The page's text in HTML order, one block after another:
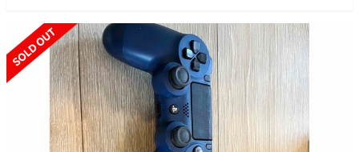
SOLD OUT